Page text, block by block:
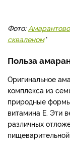
Фото:
скваленом*
Польза
Оригинальное
комплекса из
природные
витамина Е. Эти
различных